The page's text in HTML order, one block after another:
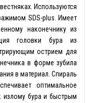
Используются
SDS-plus. Имеет
наконечнику из
головки бура из
острием для
в форме зубила
в материал. Спираль
оптимальное
излому бура и быстрым